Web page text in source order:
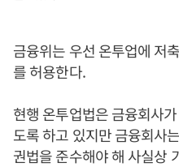
금융위는 우선 온투업에 저
를 허용한다.
현행 온투업법은 금융회사
도록 하고 있지만 금융회사
권법을 준수해야 해 사실상